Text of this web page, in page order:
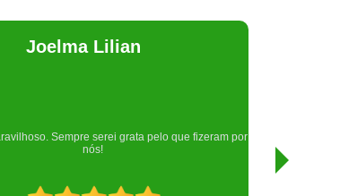
Rodrigues
Nota mil para esta clínica, que cuidou da minha filha Gamora
🐱, atendimento top, desde a recepção que são muito